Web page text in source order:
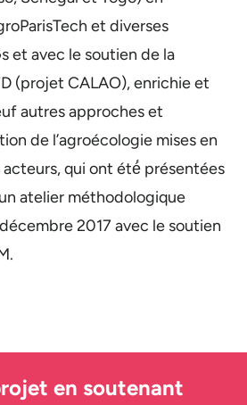
et diverses
et avec le soutien de la
(projet CALAO), enrichie et
autres approches et
de l’agroécologie mises en
qui ont été́ présentées
atelier méthodologique
2017 avec le soutien
en soutenant